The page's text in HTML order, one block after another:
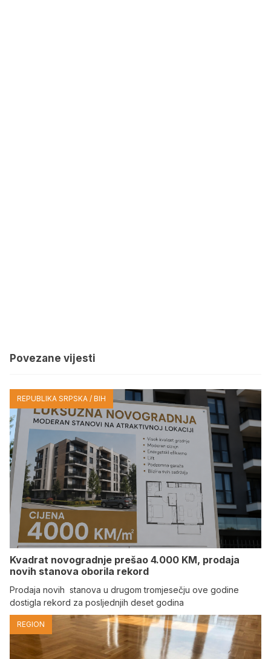
Povezane vijesti
REPUBLIKA SRPSKA / BIH
Kvadrat novogradnje prešao 4.000 KM, prodaja
novih stanova oborila rekord
Prodaja novih stanova u drugom tromjesečju ove godine
dostigla rekord za posljednjih deset godina
REGION